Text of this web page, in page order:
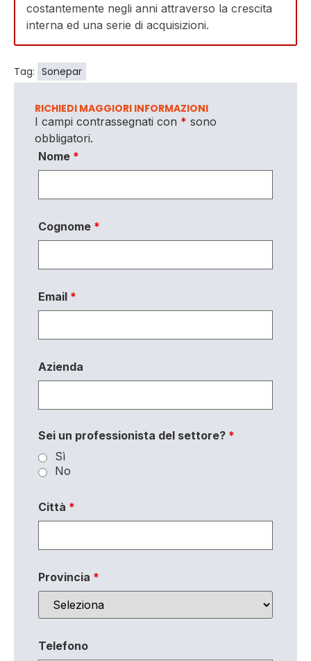
costantemente negli anni attraverso la crescita
interna ed una serie di acquisizioni.
Tag: Sonepar
RICHIEDI MAGGIORI INFORMAZIONI
I campi contrassegnati con * sono
obbligatori.
Nome *
Cognome *
Email *
Azienda
Sei un professionista del settore? *
Sì
No
Città *
Provincia *
Telefono